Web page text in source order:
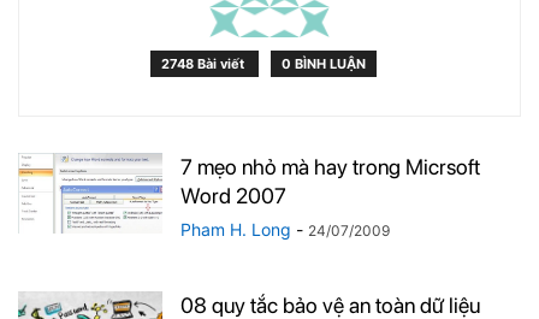
2748 Bài viết 0 BÌNH LUẬN
7 mẹo nhỏ mà hay trong Micrsoft
Word 2007
Pham H. Long - 24/07/2009
08 quy tắc bảo vệ an toàn dữ liệu